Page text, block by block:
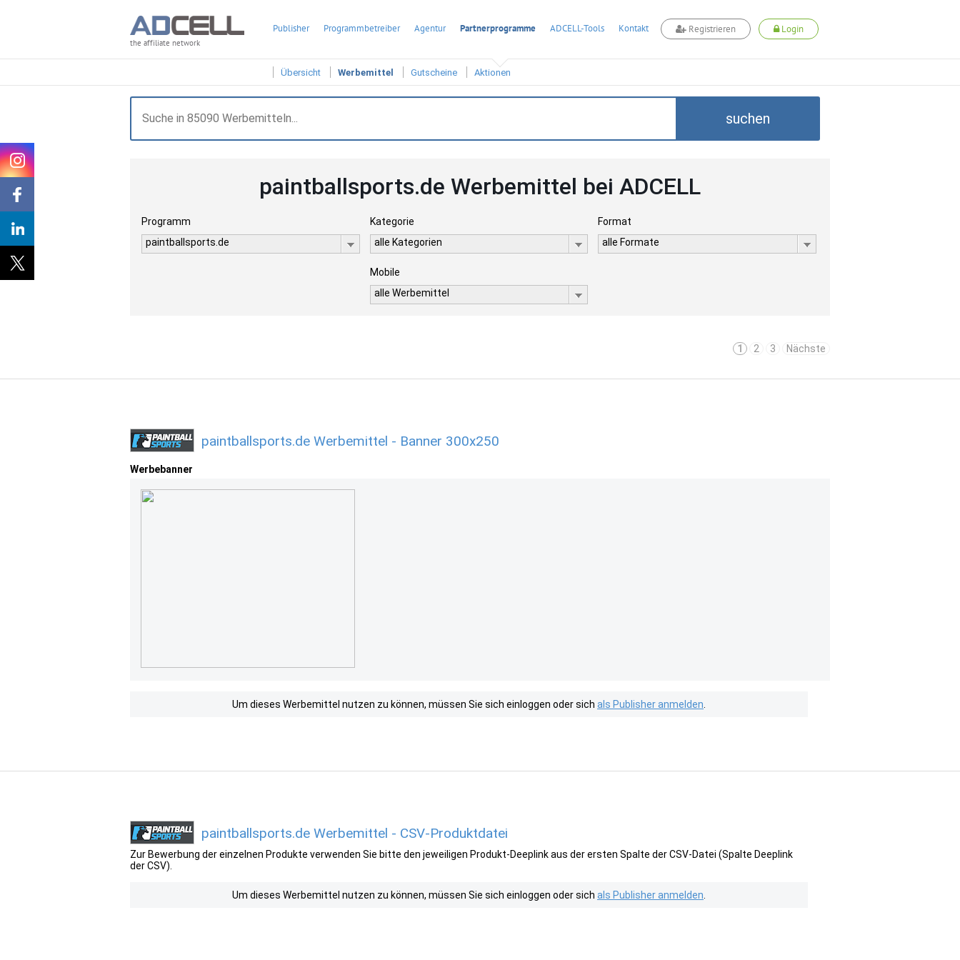
the affiliate network
Publisher Programmbetreiber Agentur Partnerprogramme ADCELL-Tools Kontakt Registrieren Login
Übersicht Werbemittel Gutscheine Aktionen
suchen
paintballsports.de Werbemittel bei ADCELL
Programm
paintballsports.de
Kategorie
alle Kategorien
Format
alle Formate
Mobile
alle Werbemittel
1 2 3 Nächste
paintballsports.de Werbemittel - Banner 300x250
Werbebanner
Um dieses Werbemittel nutzen zu können, müssen Sie sich einloggen oder sich als Publisher anmelden
paintballsports.de Werbemittel - CSV-Produktdatei
Zur Bewerbung der einzelnen Produkte verwenden Sie bitte den jeweiligen Produkt-Deeplink aus der ersten Spalte der CSV-Datei (Spalte Deeplink
der CSV).
Um dieses Werbemittel nutzen zu können, müssen Sie sich einloggen oder sich als Publisher anmelden